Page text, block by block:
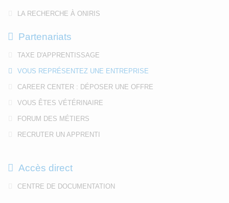
LA RECHERCHE À ONIRIS
Partenariats
TAXE D'APPRENTISSAGE
VOUS REPRÉSENTEZ UNE ENTREPRISE
CAREER CENTER : DÉPOSER UNE OFFRE
VOUS ÊTES VÉTÉRINAIRE
FORUM DES MÉTIERS
RECRUTER UN APPRENTI
Accès direct
CENTRE DE DOCUMENTATION